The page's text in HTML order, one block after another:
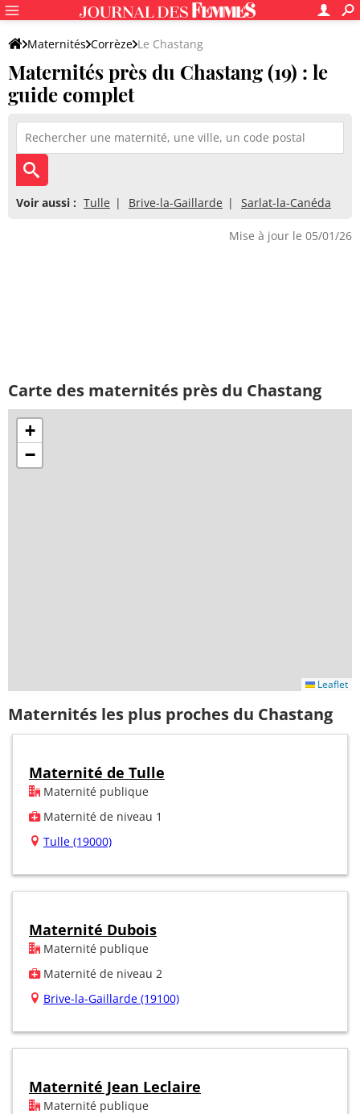
Maternités Corrèze Le Chastang
Maternités près du Chastang (19) : le
guide complet
Voir aussi : Tulle Brive-la-Gaillarde Sarlat-la-Canéda
Mise à jour le 05/01/26
Carte des maternités près du Chastang
+
−
Leaflet
Maternités les plus proches du Chastang
Maternité de Tulle
Maternité publique
Maternité de niveau 1
Tulle (19000)
Maternité Dubois
Maternité publique
Maternité de niveau 2
Brive-la-Gaillarde (19100)
Maternité Jean Leclaire
Maternité publique